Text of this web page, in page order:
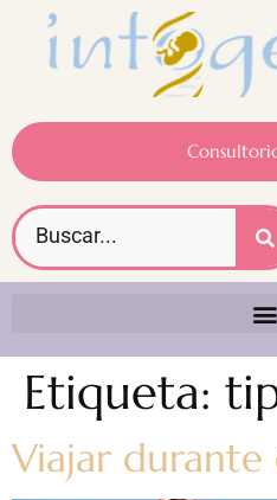
Etiqueta:
Viajar durante